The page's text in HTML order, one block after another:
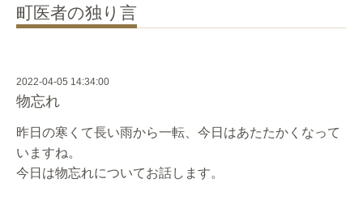
町医者の独り言
2022-04-05 14:34:00
物忘れ
昨日の寒くて長い雨から一転、今日はあたたかくなって
いますね。
今日は物忘れについてお話します。